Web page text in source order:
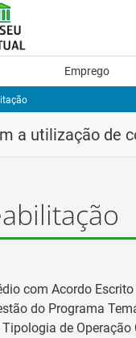
Emprego
a utilização de
com Acordo
do Programa
de